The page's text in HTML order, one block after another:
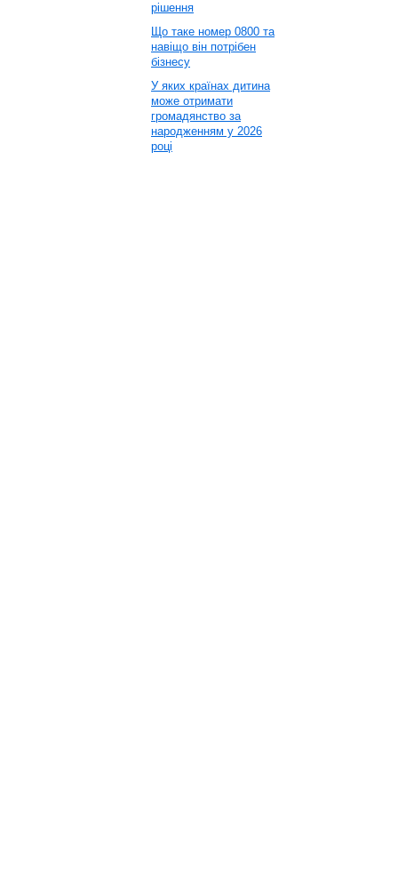
рішення
Що таке номер 0800 та
навіщо він потрібен
бізнесу
У яких країнах дитина
може отримати
громадянство за
народженням у 2026
році